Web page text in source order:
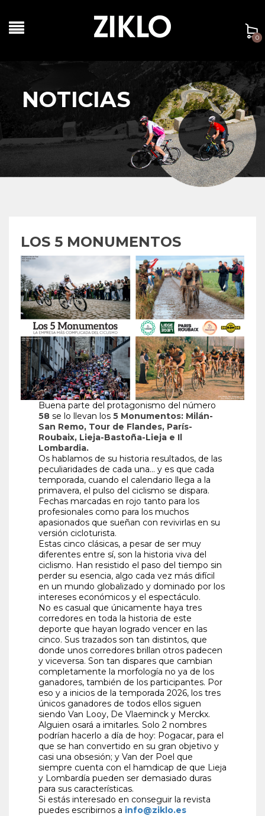
0
NOTICIAS
LOS 5 MONUMENTOS
Buena parte del protagonismo del número
58 se lo llevan los 5 Monumentos: Milán-
San Remo, Tour de Flandes, París-
Roubaix, Lieja-Bastoña-Lieja e Il
Lombardia.
Os hablamos de su historia resultados, de las
peculiaridades de cada una… y es que cada
temporada, cuando el calendario llega a la
primavera, el pulso del ciclismo se dispara.
Fechas marcadas en rojo tanto para los
profesionales como para los muchos
apasionados que sueñan con revivirlas en su
versión cicloturista.
Estas cinco clásicas, a pesar de ser muy
diferentes entre sí, son la historia viva del
ciclismo. Han resistido el paso del tiempo sin
perder su esencia, algo cada vez más difícil
en un mundo globalizado y dominado por los
intereses económicos y el espectáculo.
No es casual que únicamente haya tres
corredores en toda la historia de este
deporte que hayan logrado vencer en las
cinco. Sus trazados son tan distintos, que
donde unos corredores brillan otros padecen
y viceversa. Son tan dispares que cambian
completamente la morfología no ya de los
ganadores, también de los participantes. Por
eso y a inicios de la temporada 2026, los tres
únicos ganadores de todos ellos siguen
siendo Van Looy, De Vlaeminck y Merckx.
Alguien osará a imitarles. Solo 2 nombres
podrían hacerlo a día de hoy: Pogacar, para el
que se han convertido en su gran objetivo y
casi una obsesión; y Van der Poel que
siempre cuenta con el hamdicap de que Lieja
y Lombardía pueden ser demasiado duras
para sus características.
Si estás interesado en conseguir la revista
puedes escribirnos a info@ziklo.es